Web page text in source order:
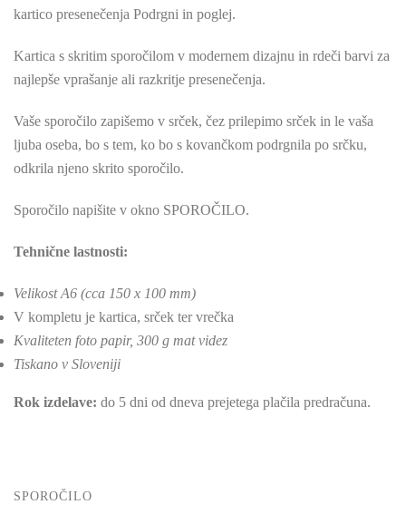
kartico presenečenja Podrgni in poglej.
Kartica s skritim sporočilom v modernem dizajnu in rdeči barvi za
najlepše vprašanje ali razkritje presenečenja.
Vaše sporočilo zapišemo v srček, čez prilepimo srček in le vaša
ljuba oseba, bo s tem, ko bo s kovančkom podrgnila po srčku,
odkrila njeno skrito sporočilo.
Sporočilo napišite v okno SPOROČILO.
Tehnične lastnosti:
Velikost A6 (cca 150 x 100 mm)
V kompletu je kartica, srček ter vrečka
Kvaliteten foto papir, 300 g mat videz
Tiskano v Sloveniji
Rok izdelave: do 5 dni od dneva prejetega plačila predračuna.
SPOROČILO